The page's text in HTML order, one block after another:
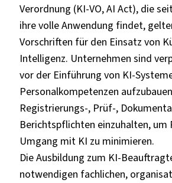
Verordnung (KI-VO, AI Act), die
ihre volle Anwendung findet,
Vorschriften für den Einsatz von
Intelligenz. Unternehmen sind
vor der Einführung von KI-
Personalkompetenzen
Registrierungs-, Prüf-,
Berichtspflichten einzuhalten, um
Umgang mit KI zu minimieren.
Die Ausbildung zum KI-
notwendigen fachlichen,